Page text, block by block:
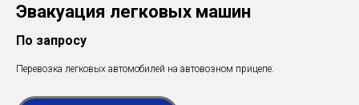
Эвакуация легковых машин
По запросу
Перевозка легковых автомобилей на автовозном прицепе.